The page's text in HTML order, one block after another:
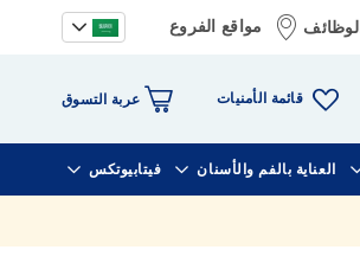
الوظائف مواقع الفروع
قائمة الأمنيات عربة التسوق
العناية بالفم والأسنان فيتابيوتكس